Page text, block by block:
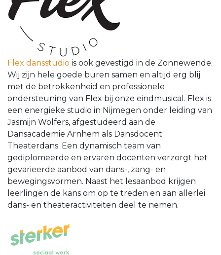
Flex dansstudio is ook gevestigd in de Zonnewende.
Wij zijn hele goede buren samen en altijd erg blij
met de betrokkenheid en professionele
ondersteuning van Flex bij onze eindmusical. Flex is
een energieke studio in Nijmegen onder leiding van
Jasmijn Wolfers, afgestudeerd aan de
Dansacademie Arnhem als Dansdocent
Theaterdans. Een dynamisch team van
gediplomeerde en ervaren docenten verzorgt het
gevarieerde aanbod van dans-, zang- en
bewegingsvormen. Naast het lesaanbod krijgen
leerlingen de kans om op te treden en aan allerlei
dans- en theateractiviteiten deel te nemen.